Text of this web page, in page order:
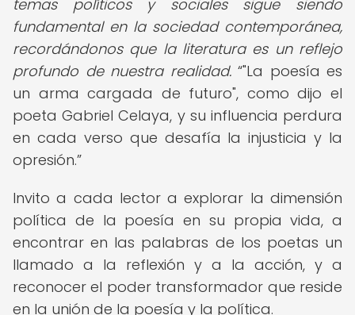
temas políticos y sociales sigue siendo
fundamental en la sociedad contemporánea,
recordándonos que la literatura es un reflejo
profundo de nuestra realidad. "La poesía es
un arma cargada de futuro", como dijo el
poeta Gabriel Celaya, y su influencia perdura
en cada verso que desafía la injusticia y la
opresión.
Invito a cada lector a explorar la dimensión
política de la poesía en su propia vida, a
encontrar en las palabras de los poetas un
llamado a la reflexión y a la acción, y a
reconocer el poder transformador que reside
en la unión de la poesía y la política.